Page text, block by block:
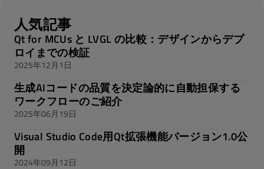
人気記事
Qt for MCUs と LVGL の比較：デザインからデプ
ロイまでの検証
2025年12月1日
生成AIコードの品質を決定論的に自動担保する
ワークフローのご紹介
2025年06月19日
Visual Studio Code用Qt拡張機能バージョン1.0公
開
2024年09月12日